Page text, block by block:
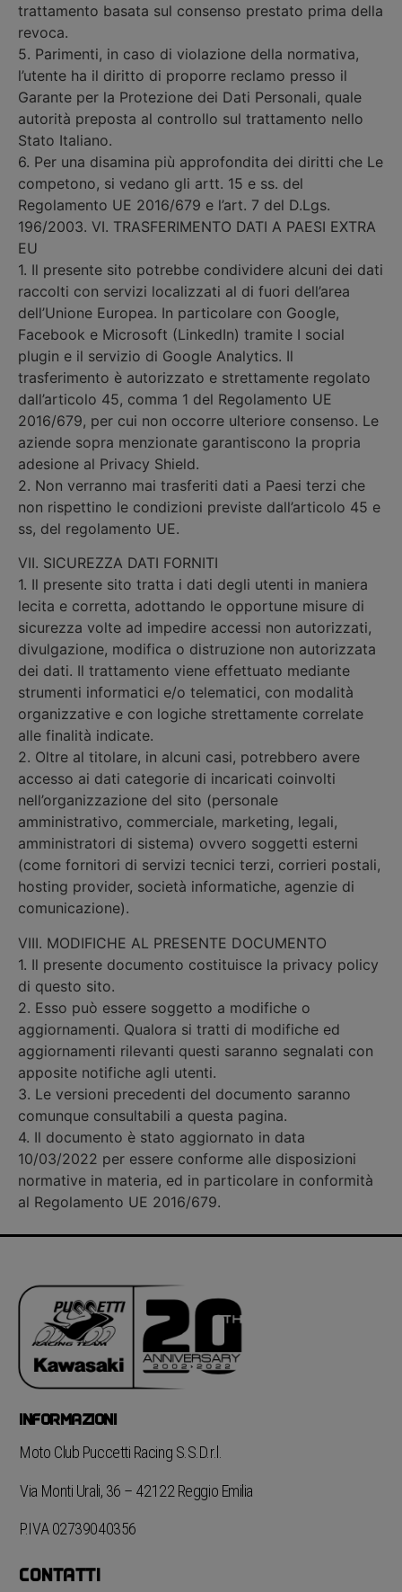
trattamento basata sul consenso prestato prima della
revoca.
5. Parimenti, in caso di violazione della normativa,
l’utente ha il diritto di proporre reclamo presso il
Garante per la Protezione dei Dati Personali, quale
autorità preposta al controllo sul trattamento nello
Stato Italiano.
6. Per una disamina più approfondita dei diritti che Le
competono, si vedano gli artt. 15 e ss. del
Regolamento UE 2016/679 e l’art. 7 del D.Lgs.
196/2003. VI. TRASFERIMENTO DATI A PAESI EXTRA
EU
1. Il presente sito potrebbe condividere alcuni dei dati
raccolti con servizi localizzati al di fuori dell’area
dell’Unione Europea. In particolare con Google,
Facebook e Microsoft (LinkedIn) tramite I social
plugin e il servizio di Google Analytics. Il
trasferimento è autorizzato e strettamente regolato
dall’articolo 45, comma 1 del Regolamento UE
2016/679, per cui non occorre ulteriore consenso. Le
aziende sopra menzionate garantiscono la propria
adesione al Privacy Shield.
2. Non verranno mai trasferiti dati a Paesi terzi che
non rispettino le condizioni previste dall’articolo 45 e
ss, del regolamento UE.
VII. SICUREZZA DATI FORNITI
1. Il presente sito tratta i dati degli utenti in maniera
lecita e corretta, adottando le opportune misure di
sicurezza volte ad impedire accessi non autorizzati,
divulgazione, modifica o distruzione non autorizzata
dei dati. Il trattamento viene effettuato mediante
strumenti informatici e/o telematici, con modalità
organizzative e con logiche strettamente correlate
alle finalità indicate.
2. Oltre al titolare, in alcuni casi, potrebbero avere
accesso ai dati categorie di incaricati coinvolti
nell’organizzazione del sito (personale
amministrativo, commerciale, marketing, legali,
amministratori di sistema) ovvero soggetti esterni
(come fornitori di servizi tecnici terzi, corrieri postali,
hosting provider, società informatiche, agenzie di
comunicazione).
VIII. MODIFICHE AL PRESENTE DOCUMENTO
1. Il presente documento costituisce la privacy policy
di questo sito.
2. Esso può essere soggetto a modifiche o
aggiornamenti. Qualora si tratti di modifiche ed
aggiornamenti rilevanti questi saranno segnalati con
apposite notifiche agli utenti.
3. Le versioni precedenti del documento saranno
comunque consultabili a questa pagina.
4. Il documento è stato aggiornato in data
10/03/2022 per essere conforme alle disposizioni
normative in materia, ed in particolare in conformità
al Regolamento UE 2016/679.
INFORMAZIONI
Moto Club Puccetti Racing S.S.D.r.l.
Via Monti Urali, 36 – 42122 Reggio Emilia
P.IVA 02739040356
CONTATTI